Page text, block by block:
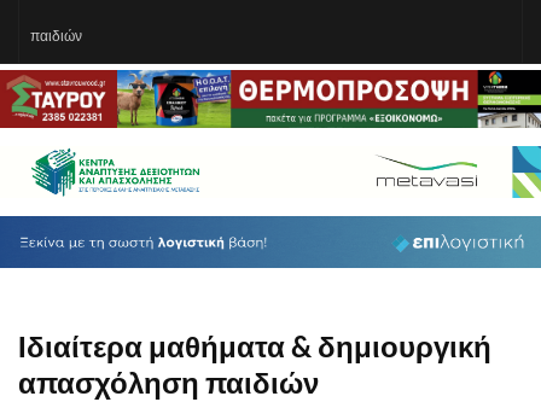
παιδιών
Ιδιαίτερα μαθήματα & δημιουργική
απασχόληση παιδιών